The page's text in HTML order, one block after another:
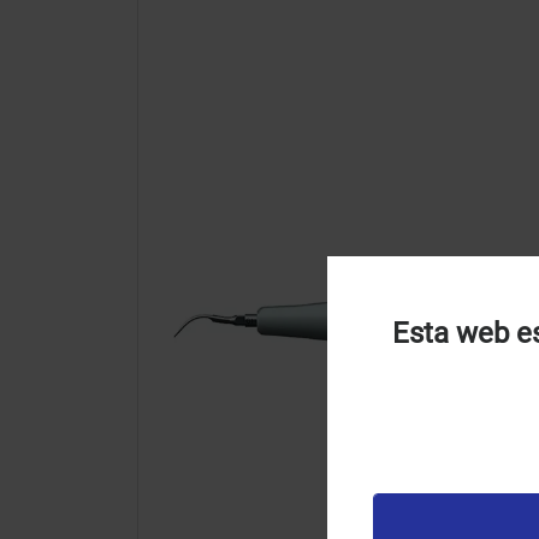
Esta web